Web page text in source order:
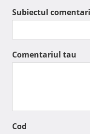
Subiectul
Comentariul tau
Cod